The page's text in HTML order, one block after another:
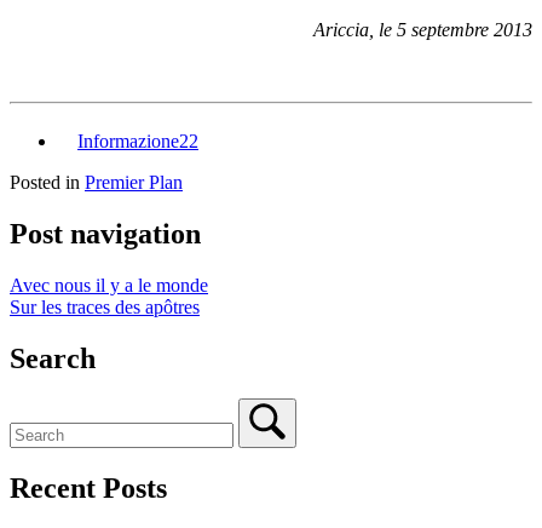
Ariccia, le 5 septembre 2013
Informazione22
Posted in Premier Plan
Post navigation
Avec nous il y a le monde
Sur les traces des apôtres
Search
Recent Posts